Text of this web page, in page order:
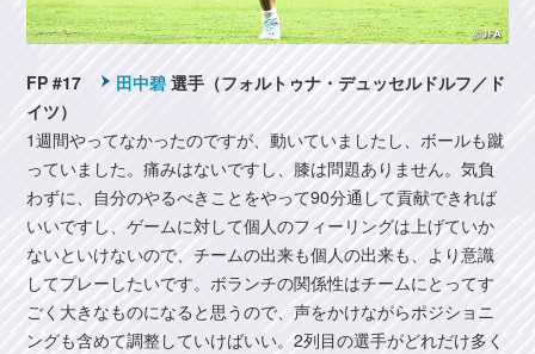
FP #17 田中碧 選手（フォルトゥナ・デュッセルドルフ／ド
イツ）
1週間やってなかったのですが、動いていましたし、ボールも蹴
っていました。痛みはないですし、膝は問題ありません。気負
わずに、自分のやるべきことをやって90分通して貢献できれば
いいですし、ゲームに対して個人のフィーリングは上げていか
ないといけないので、チームの出来も個人の出来も、より意識
してプレーしたいです。ボランチの関係性はチームにとってす
ごく大きなものになると思うので、声をかけながらポジショニ
ングも含めて調整していけばいい。2列目の選手がどれだけ多く